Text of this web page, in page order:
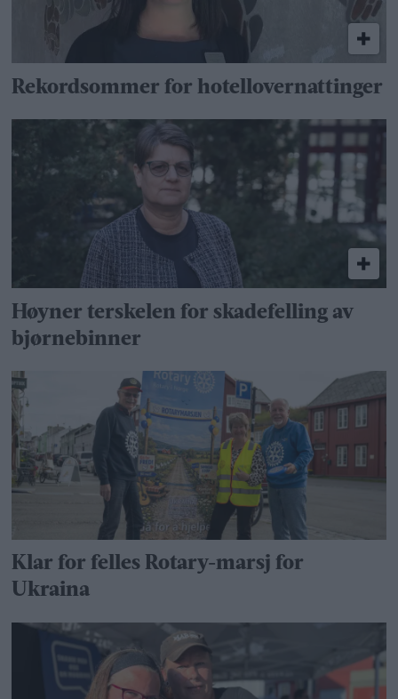
Rekordsommer for hotellovernattinger
Høyner terskelen for skadefelling av
bjørnebinner
Klar for felles Rotary-marsj for
Ukraina